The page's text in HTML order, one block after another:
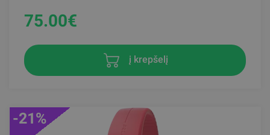
75.00€
į krepšelį
-21%